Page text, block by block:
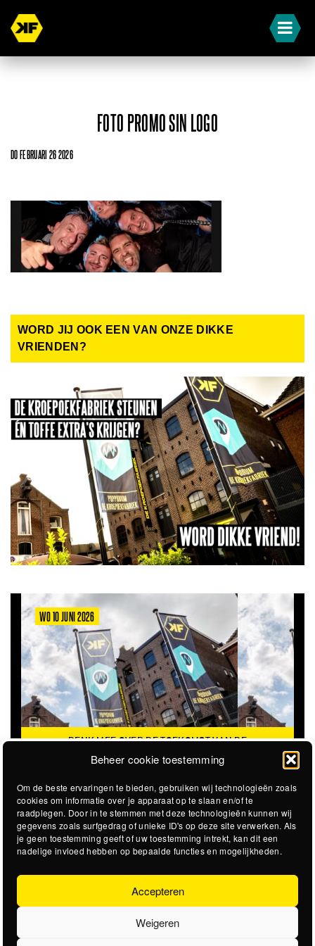
Beheer cookie toestemming
Om de beste ervaringen te bieden, gebruiken wij technologieën zoals
cookies om informatie over je apparaat op te slaan en/of te
raadplegen. Door in te stemmen met deze technologieën kunnen wij
gegevens zoals surfgedrag of unieke ID's op deze site verwerken. Als
je geen toestemming geeft of uw toestemming intrekt, kan dit een
nadelige invloed hebben op bepaalde functies en mogelijkheden.
Accepteren
Weigeren
FOTO PROMO SIN LOGO
DO FEBRUARI 26 2026
WORD JIJ OOK EEN VAN ONZE DIKKE
VRIENDEN?
WO 10 JUNI 2026
DENK MEE OVER DE TOEKOMST VAN DE
KROEPOEKFABRIEK